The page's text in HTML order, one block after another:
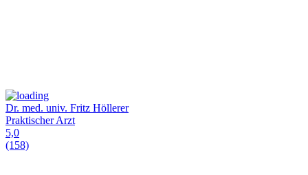
Dr. med. univ. Fritz Höllerer
Praktischer Arzt
5,0
(158)